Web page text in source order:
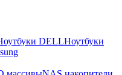
DELLНоутбуки